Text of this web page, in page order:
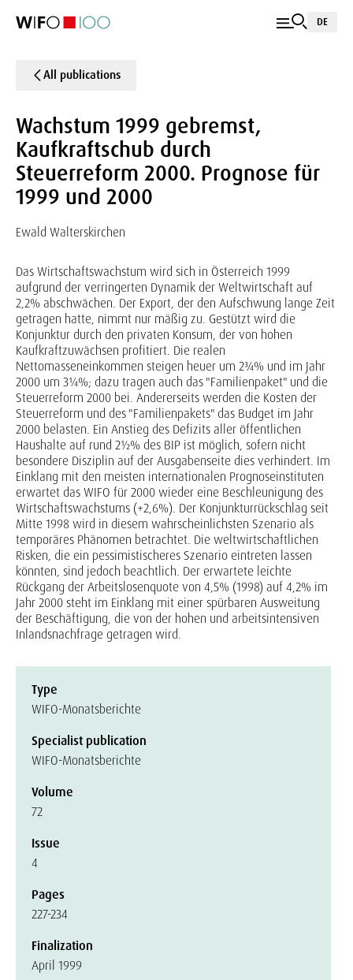
DE
All publications
Wachstum 1999 gebremst,
Kaufkraftschub durch
Steuerreform 2000. Prognose für
1999 und 2000
Ewald Walterskirchen
Das Wirtschaftswachstum wird sich in Österreich 1999
aufgrund der verringerten Dynamik der Weltwirtschaft auf
2,2% abschwächen. Der Export, der den Aufschwung lange Zeit
getragen hatte, nimmt nur mäßig zu. Gestützt wird die
Konjunktur durch den privaten Konsum, der von hohen
Kaufkraftzuwächsen profitiert. Die realen
Nettomasseneinkommen steigen heuer um 2¾% und im Jahr
2000 um 3¼%; dazu tragen auch das "Familienpaket" und die
Steuerreform 2000 bei. Andererseits werden die Kosten der
Steuerreform und des "Familienpakets" das Budget im Jahr
2000 belasten. Ein Anstieg des Defizits aller öffentlichen
Haushalte auf rund 2½% des BIP ist möglich, sofern nicht
besondere Disziplin auf der Ausgabenseite dies verhindert. Im
Einklang mit den meisten internationalen Prognoseinstituten
erwartet das WIFO für 2000 wieder eine Beschleunigung des
Wirtschaftswachstums (+2,6%). Der Konjunkturrückschlag seit
Mitte 1998 wird in diesem wahrscheinlichsten Szenario als
temporäres Phänomen betrachtet. Die weltwirtschaftlichen
Risken, die ein pessimistischeres Szenario eintreten lassen
könnten, sind jedoch beachtlich. Der erwartete leichte
Rückgang der Arbeitslosenquote von 4,5% (1998) auf 4,2% im
Jahr 2000 steht im Einklang mit einer spürbaren Ausweitung
der Beschäftigung, die von der hohen und arbeitsintensiven
Inlandsnachfrage getragen wird.
Type
WIFO-Monatsberichte
Specialist publication
WIFO-Monatsberichte
Volume
72
Issue
4
Pages
227-234
Finalization
April 1999